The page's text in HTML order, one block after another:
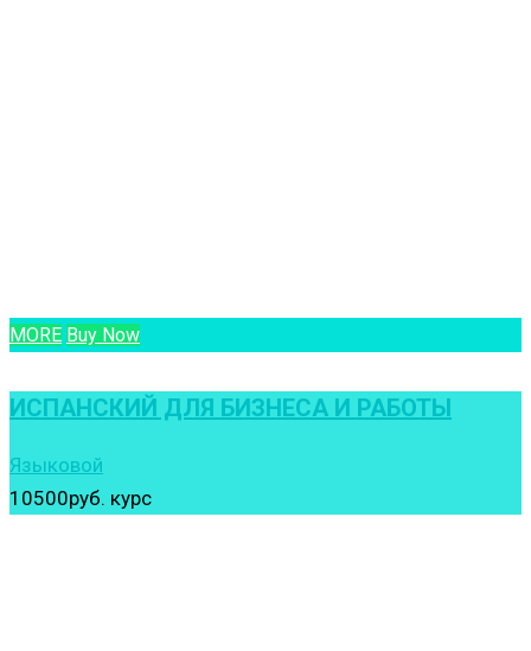
MORE Buy Now
ИСПАНСКИЙ ДЛЯ БИЗНЕСА И РАБОТЫ
Языковой
10500руб. курс